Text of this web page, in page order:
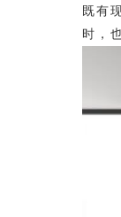
既有
时，